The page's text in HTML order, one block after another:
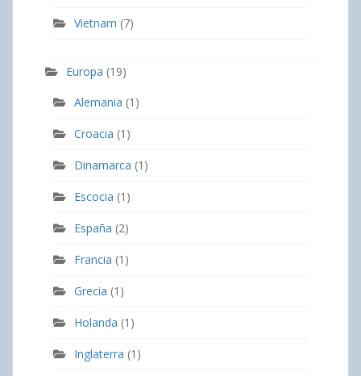
Vietnam (7)
Europa (19)
Alemania (1)
Croacia (1)
Dinamarca (1)
Escocia (1)
España (2)
Francia (1)
Grecia (1)
Holanda (1)
Inglaterra (1)